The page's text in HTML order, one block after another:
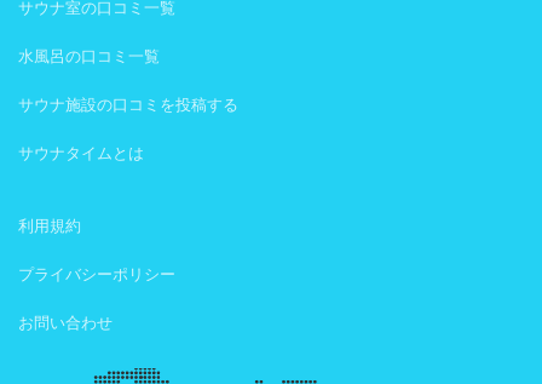
サウナ室の口コミ一覧
水風呂の口コミ一覧
サウナ施設の口コミを投稿する
サウナタイムとは
利用規約
プライバシーポリシー
お問い合わせ